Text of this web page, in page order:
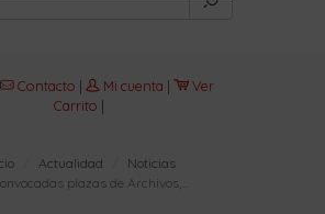
Contacto | Mi cuenta |
Ver
Carrito |
Actualidad
Noticias
plazas de Archivos,...